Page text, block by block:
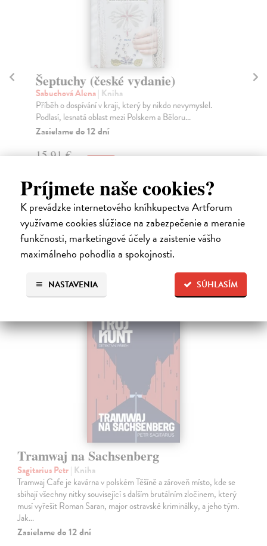
Príjmete naše cookies?
K prevádzke internetového kníhkupectva Artforum
využívame cookies slúžiace na zabezpečenie a meranie
funkčnosti, marketingové účely a zaistenie vášho
maximálneho pohodlia a spokojnosti.
SÚHLASÍM
NASTAVENIA
Šeptuchy (české vydanie)
Sabuchová Alena| Kniha
Příběh o dospívání v kraji, který by nikdo nevymyslel.
Podlasí, lesnatá oblast mezi Polskem a Běloru...
Zasielame do 12 dní
15,91 €
Ďalšie z kategórie detektívky /
Tramwaj na Sachsenberg
Sagitarius Petr| Kniha
Tramwaj Cafe je kavárna v polském Těšíně a zároveň místo, kde se
sbíhají všechny nitky související s dalším brutálním zločinem, který
musí vyřešit Roman Saran, major ostravské kriminálky, a jeho tým.
Jak…
Zasielame do 12 dní